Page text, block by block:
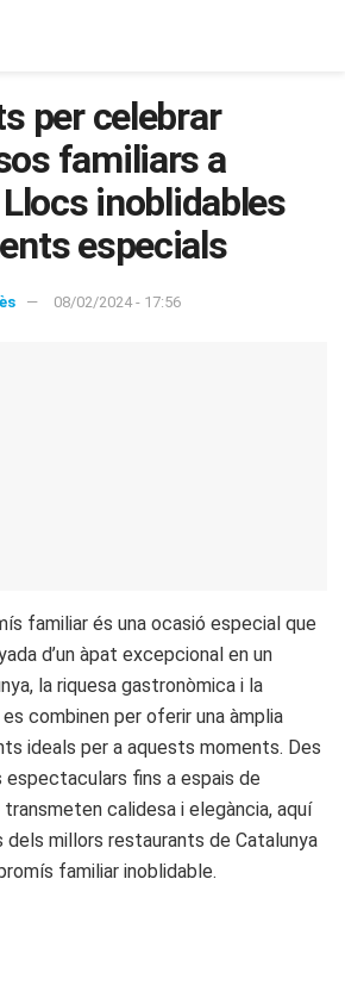
per celebrar
familiars a
inoblidables
especials
08/02/2024 - 17:56
familiar és una ocasió especial que
d’un àpat excepcional en un
la riquesa gastronòmica i la
combinen per oferir una àmplia
ideals per a aquests moments. Des
fins a espais de
calidesa i elegància, aquí
millors restaurants de Catalunya
familiar inoblidable.